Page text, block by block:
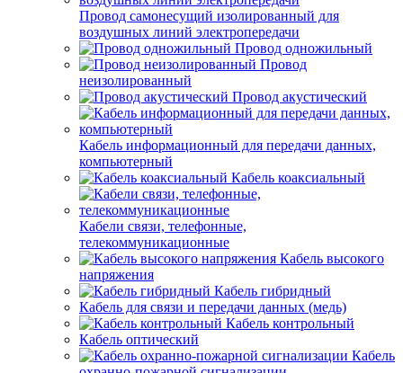
Провод самонесущий изолированный для
воздушных линий электропередачи
Провод одножильный
Провод
неизолированный
Провод акустический
Кабель информационный для передачи данных,
компьютерный
Кабель коаксиальный
Кабели связи, телефонные,
телекоммуникационные
Кабель высокого
напряжения
Кабель гибридный
Кабель для связи и передачи данных (медь)
Кабель контрольный
Кабель оптический
Кабель